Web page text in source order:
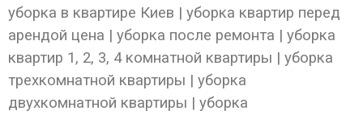
уборка в квартире Киев | уборка квартир перед
арендой цена | уборка после ремонта | уборка
квартир 1, 2, 3, 4 комнатной квартиры | уборка
трехкомнатной квартиры | уборка
двухкомнатной квартиры | уборка